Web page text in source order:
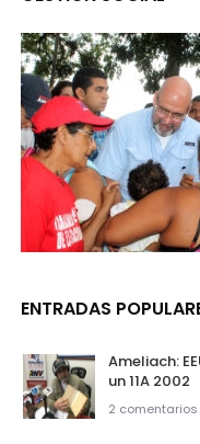
ENTRADAS
Ameliach:
un 11A 2002
2 comentarios